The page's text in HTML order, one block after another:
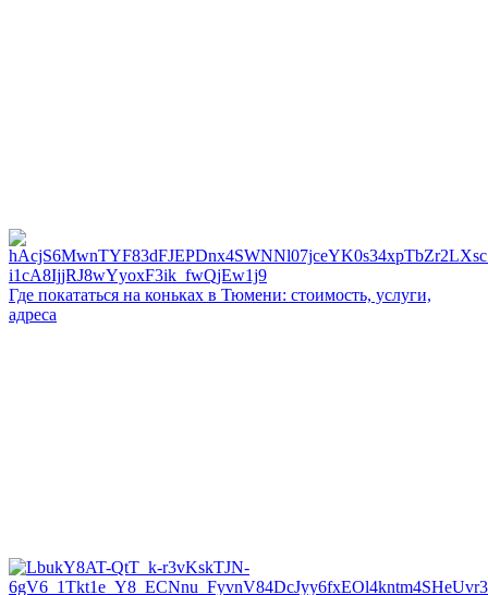
Где покататься на коньках в Тюмени: стоимость, услуги,
адреса